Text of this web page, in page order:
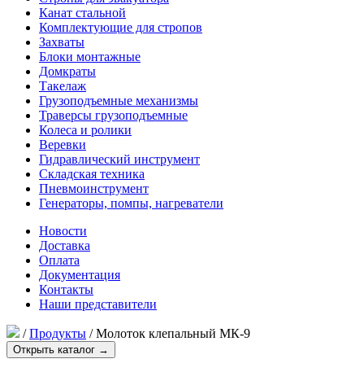
Канат стальной
Комплектующие для стропов
Захваты
Блоки монтажные
Домкраты
Такелаж
Грузоподъемные механизмы
Траверсы грузоподъемные
Колеса и ролики
Веревки
Гидравлический инструмент
Складская техника
Пневмоинструмент
Генераторы, помпы, нагреватели
Новости
Доставка
Оплата
Документация
Контакты
Наши представители
/Продукты /Молоток клепальный МК-9
Открыть каталог →